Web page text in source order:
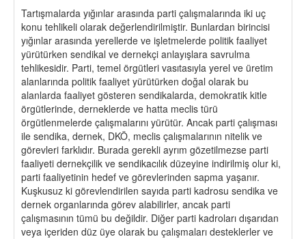
Tartışmalarda yığınlar arasında parti çalışmalarında iki uç
konu tehlikeli olarak değerlendirilmiştir. Bunlardan birincisi
yığınlar arasında yerellerde ve işletmelerde politik faaliyet
yürütürken sendikal ve dernekçi anlayışlara savrulma
tehlikesidir. Parti, temel örgütleri vasıtasıyla yerel ve üretim
alanlarında politik faaliyet yürütürken doğal olarak bu
alanlarda faaliyet gösteren sendikalarda, demokratik kitle
örgütlerinde, derneklerde ve hatta meclis türü
örgütlenmelerde çalışmalarını yürütür. Ancak parti çalışması
ile sendika, dernek, DKÖ, meclis çalışmalarının nitelik ve
görevleri farklıdır. Burada gerekli ayrım gözetilmezse parti
faaliyeti dernekçilik ve sendikacılık düzeyine indirilmiş olur ki,
parti faaliyetinin hedef ve görevlerinden sapma yaşanır.
Kuşkusuz ki görevlendirilen sayıda parti kadrosu sendika ve
dernek organlarında görev alabilirler, ancak parti
çalışmasının tümü bu değildir. Diğer parti kadroları dışarıdan
veya içeriden düz üye olarak bu çalışmaları desteklerler ve